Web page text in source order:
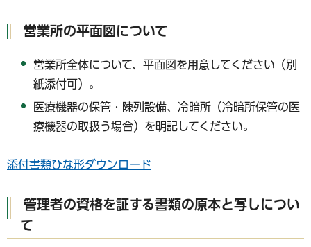
営業所の平面図について
営業所全体について、平面図を用意してください（別
紙添付可）。
医療機器の保管・陳列設備、冷暗所（冷暗所保管の医
療機器の取扱う場合）を明記してください。
添付書類ひな形ダウンロード
管理者の資格を証する書類の原本と写しについ
て